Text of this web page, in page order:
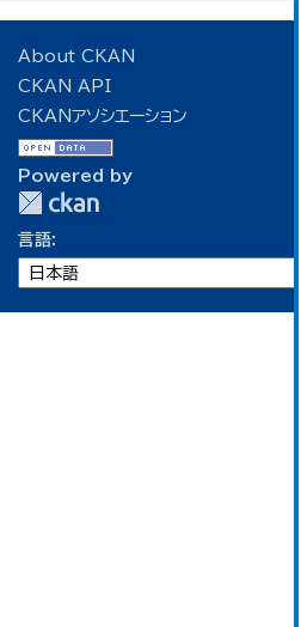
About CKAN
CKAN API
CKANアソシエーション
Powered by
言語